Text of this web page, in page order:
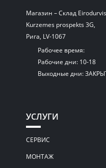
Магазин – Склад
Kurzemes prospekts 3G,
Рига, LV-1067
Рабочее время:
Рабочие дни: 10-18
Выходные дни:
УСЛУГИ
СЕРВИС
МОНТАЖ